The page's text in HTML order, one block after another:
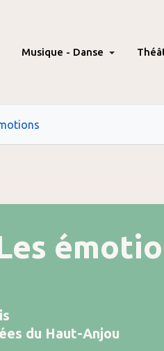
Musique - Danse
du Haut-Anjou